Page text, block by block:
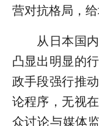
营对抗格局，
从日本国内
凸显出明显的
政手段强行推
论程序，无视
众讨论与媒体